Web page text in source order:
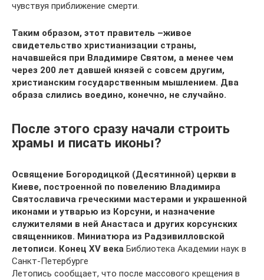
чувствуя приближение смерти.
Таким образом, этот правитель –живое
свидетельство христианизации страны,
начавшейся при Владимире Святом, а менее чем
через 200 лет давшей князей с совсем другим,
христианским государственным мышлением. Два
образа слились воедино, конечно, не случайно.
После этого сразу начали строить
храмы и писать иконы?
Освящение Богородицкой (Десятинной) церкви в
Киеве, построенной по повелению Владимира
Святославича греческими мастерами и украшенной
иконами и утварью из Корсуни, и назначение
служителями в ней Анастаса и других корсунских
священников. Миниатюра из Радзивилловской
летописи. Конец XV века Библиотека Академии наук в
Санкт-Петербурге
Летопись сообщает, что после массового крещения в